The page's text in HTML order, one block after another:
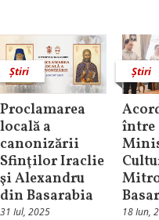
Știri
Proclamarea
locală a
canonizării
Sfinţilor Iraclie
şi Alexandru
din Basarabia
31 Iul, 2025
Știri
între
18 Iun,